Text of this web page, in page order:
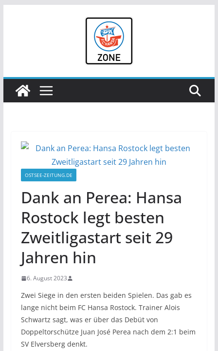
OSTSEE-ZEITUNG.DE
Dank an Perea: Hansa
Rostock legt besten
Zweitligastart seit 29
Jahren hin
6. August 2023
Zwei Siege in den ersten beiden Spielen. Das gab es
lange nicht beim FC Hansa Rostock. Trainer Alois
Schwartz sagt, was er über das Debüt von
Doppeltorschütze Juan José Perea nach dem 2:1 beim
SV Elversberg denkt.